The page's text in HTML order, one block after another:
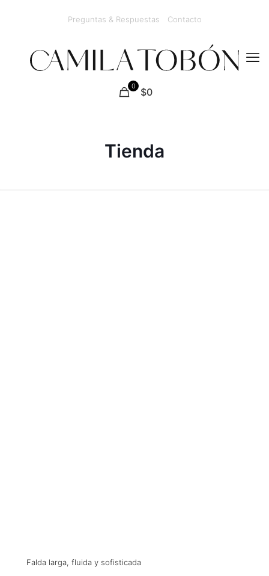
Preguntas & Respuestas Contacto
0 $0
Tienda
Falda larga, fluida y sofisticada